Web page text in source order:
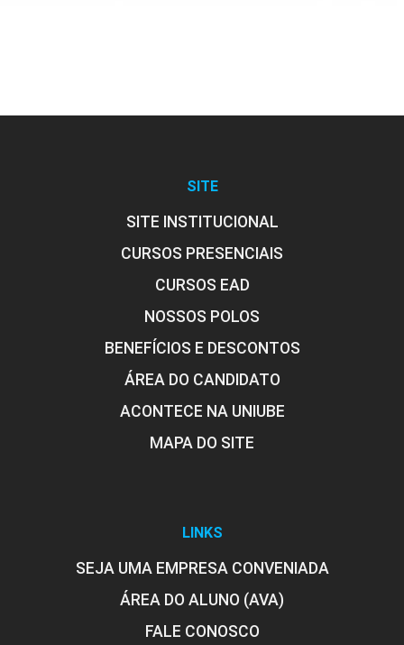
SITE
SITE INSTITUCIONAL
CURSOS PRESENCIAIS
CURSOS EAD
NOSSOS POLOS
BENEFÍCIOS E DESCONTOS
ÁREA DO CANDIDATO
ACONTECE NA UNIUBE
MAPA DO SITE
LINKS
SEJA UMA EMPRESA CONVENIADA
ÁREA DO ALUNO (AVA)
FALE CONOSCO